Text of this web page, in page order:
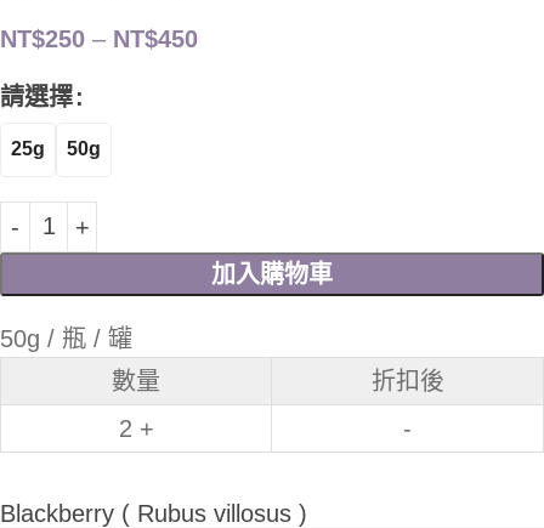
NT$250 – NT$450
請選擇
25g 50g
加入購物車
50g / 瓶 / 罐
數量
折扣後
2 +
-
Blackberry ( Rubus villosus )